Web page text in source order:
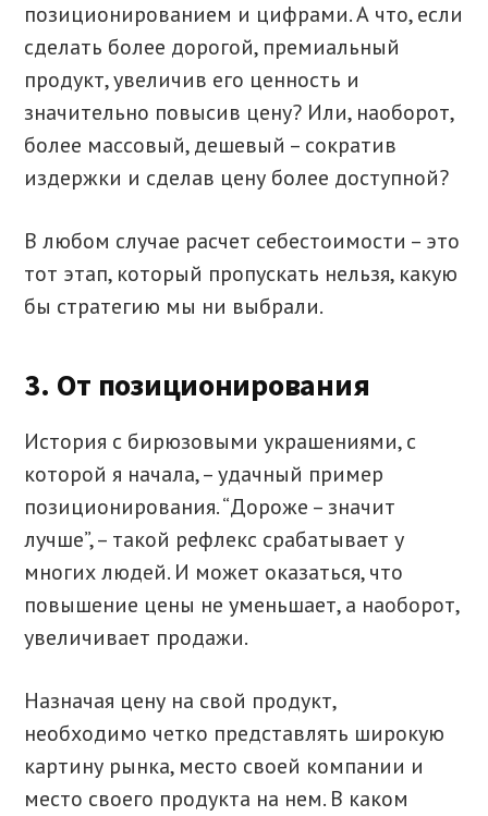
позиционированием и цифрами. А что, если
сделать более дорогой, премиальный
продукт, увеличив его ценность и
значительно повысив цену? Или, наоборот,
более массовый, дешевый – сократив
издержки и сделав цену более доступной?
В любом случае расчет себестоимости – это
тот этап, который пропускать нельзя, какую
бы стратегию мы ни выбрали.
3. От позиционирования
История с бирюзовыми украшениями, с
которой я начала, – удачный пример
позиционирования. “Дороже – значит
лучше”, – такой рефлекс срабатывает у
многих людей. И может оказаться, что
повышение цены не уменьшает, а наоборот,
увеличивает продажи.
Назначая цену на свой продукт,
необходимо четко представлять широкую
картину рынка, место своей компании и
место своего продукта на нем. В каком